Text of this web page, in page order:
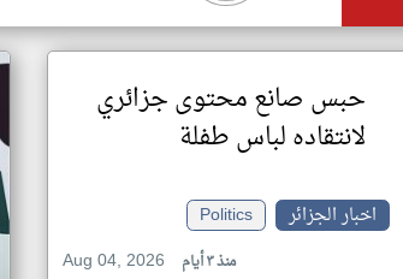
حبس صانع محتوى جزائري
لانتقاده لباس طفلة
اخبار الجزائر
Politics
Aug 04, 2026
منذ ٣ أيام